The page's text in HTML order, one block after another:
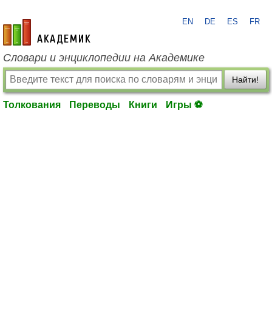
academic.ru
EN DE ES FR
Словари и энциклопедии на Академике
Найти!
Толкования Переводы Книги Игры ⚽